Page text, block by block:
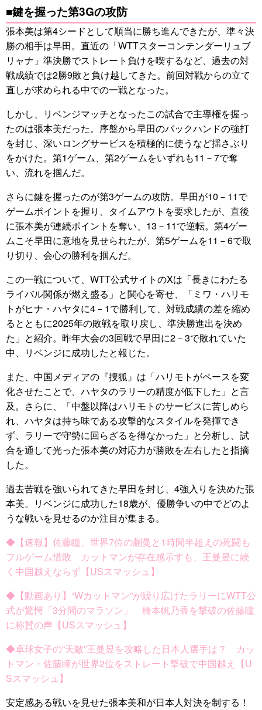
■鍵を握った第3Gの攻防
張本美は第4シードとして順当に勝ち進んできたが、準々決
勝の相手は早田。直近の「WTTスターコンテンダーリュブ
リャナ」準決勝でストレート負けを喫するなど、過去の対
戦成績では2勝9敗と負け越してきた。前回対戦からの立て
直しが求められる中での一戦となった。
しかし、リベンジマッチとなったこの試合で主導権を握っ
たのは張本美だった。序盤から早田のバックハンドの強打
を封じ、深いロングサービスを積極的に使うなど揺さぶり
をかけた。第1ゲーム、第2ゲームをいずれも11－7で奪
い、流れを掴んだ。
さらに鍵を握ったのが第3ゲームの攻防。早田が10－11で
ゲームポイントを握り、タイムアウトを要求したが、直後
に張本美が連続ポイントを奪い、13－11で逆転。第4ゲー
ムこそ早田に意地を見せられたが、第5ゲームを11－6で取
り切り、会心の勝利を掴んだ。
この一戦について、WTT公式サイトのXは「長きにわたる
ライバル関係が燃え盛る」と関心を寄せ、「ミワ・ハリモ
トがヒナ・ハヤタに4－1で勝利して、対戦成績の差を縮め
るとともに2025年の敗戦を取り戻し、準決勝進出を決め
た」と紹介。昨年大会の3回戦で早田に2－3で敗れていた
中、リベンジに成功したと報じた。
また、中国メディアの『捜狐』は「ハリモトがペースを変
化させたことで、ハヤタのラリーの精度が低下した」と言
及。さらに、「中盤以降はハリモトのサービスに苦しめら
れ、ハヤタは持ち味である攻撃的なスタイルを発揮でき
ず、ラリーで守勢に回らざるを得なかった」と分析し、試
合を通して光った張本美の対応力が勝敗を左右したと指摘
した。
過去苦戦を強いられてきた早田を封じ、4強入りを決めた張
本美。リベンジに成功した18歳が、優勝争いの中でどのよ
うな戦いを見せるのか注目が集まる。
◆【速報】佐藤瞳、世界7位の蒯曼と1時間半超えの死闘も
フルゲーム惜敗 カットマンが存在感示すも、王曼昱に続
く中国越えならず【USスマッシュ】
◆【動画あり】“Wカットマン”が繰り広げたラリーにWTT公
式が驚愕「3分間のマラソン」 橋本帆乃香を撃破の佐藤瞳
に称賛の声【USスマッシュ】
◆卓球女子の“天敵”王曼昱を攻略した日本人選手は？ カッ
トマン・佐藤瞳が世界2位をストレート撃破で中国越え【U
Sスマッシュ】
安定感ある戦いを見せた張本美和が日本人対決を制する！